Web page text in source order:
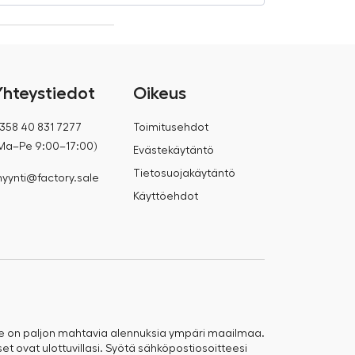
40 831 7277
9:00–17:00)
Oikeus
Toimitusehdot
Evästekäytäntö
Tietosuojakäytäntö
Käyttöehdot
on paljon mahtavia alennuksia ympäri maailmaa.
ovat ulottuvillasi. Syötä sähköpostiosoitteesi